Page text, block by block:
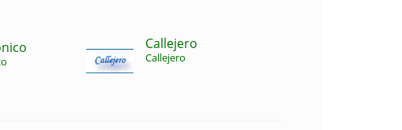
Callejero
Callejero